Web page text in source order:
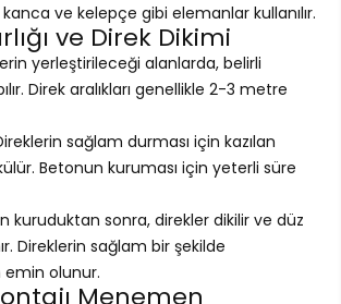
ve kelepçe gibi elemanlar kullanılır.
ve Direk Dikimi
yerleştirileceği alanlarda, belirli
Direk aralıkları genellikle 2-3 metre
sağlam durması için kazılan
Betonun kuruması için yeterli süre
kuruduktan sonra, direkler dikilir ve düz
Direklerin sağlam bir şekilde
olunur.
Menemen